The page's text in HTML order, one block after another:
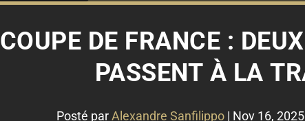
COUPE DE FRANCE :
PASSENT À LA
Posté parAlexandre Sanfilippo | Nov 16, 2025